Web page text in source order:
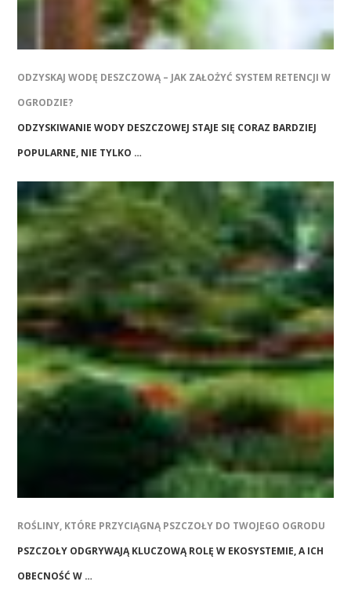
ODZYSKAJ WODĘ DESZCZOWĄ – JAK ZAŁOŻYĆ SYSTEM RETENCJI W
OGRODZIE?
ODZYSKIWANIE WODY DESZCZOWEJ STAJE SIĘ CORAZ BARDZIEJ
POPULARNE, NIE TYLKO …
ROŚLINY, KTÓRE PRZYCIĄGNĄ PSZCZOŁY DO TWOJEGO OGRODU
PSZCZOŁY ODGRYWAJĄ KLUCZOWĄ ROLĘ W EKOSYSTEMIE, A ICH
OBECNOŚĆ W …